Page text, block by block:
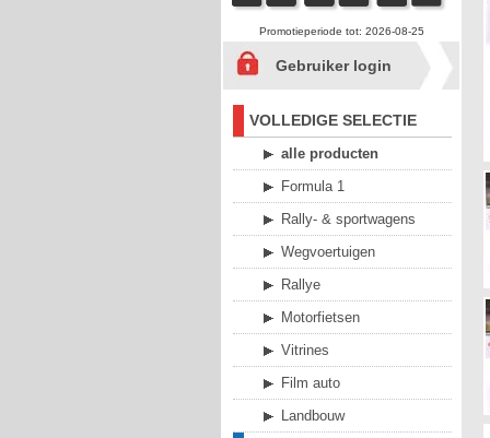
Promotieperiode tot: 2026-08-25
Gebruiker login
VOLLEDIGE SELECTIE
alle producten
Formula 1
Rally- & sportwagens
Wegvoertuigen
Rallye
Motorfietsen
Vitrines
Film auto
Landbouw